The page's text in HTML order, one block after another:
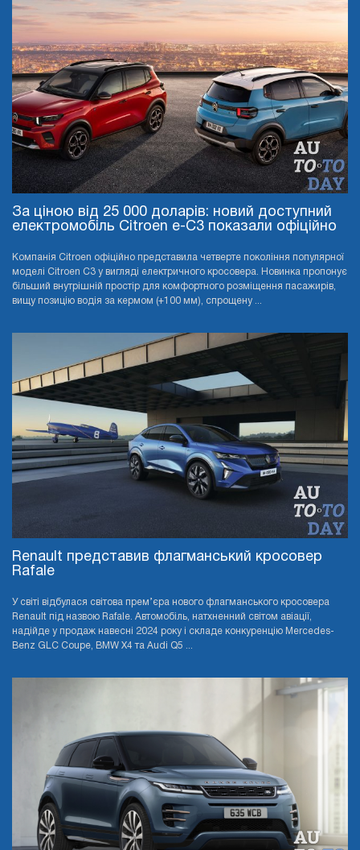
За ціною від 25 000 доларів: новий доступний
електромобіль Citroen e-C3 показали офіційно
Компанія Citroen офіційно представила четверте покоління популярної
моделі Citroen C3 у вигляді електричного кросовера. Новинка пропонує
більший внутрішній простір для комфортного розміщення пасажирів,
вищу позицію водія за кермом (+100 мм), спрощену ...
Renault представив флагманський кросовер
Rafale
У світі відбулася світова прем’єра нового флагманського кросовера
Renault під назвою Rafale. Автомобіль, натхненний світом авіації,
надійде у продаж навесні 2024 року і складе конкуренцію Mercedes-
Benz GLC Coupe, BMW X4 та Audi Q5 ...